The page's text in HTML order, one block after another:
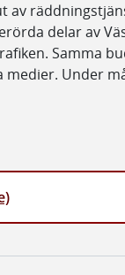
av
delar av
Samma
Under